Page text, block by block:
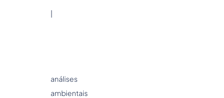
|
análises
ambientais